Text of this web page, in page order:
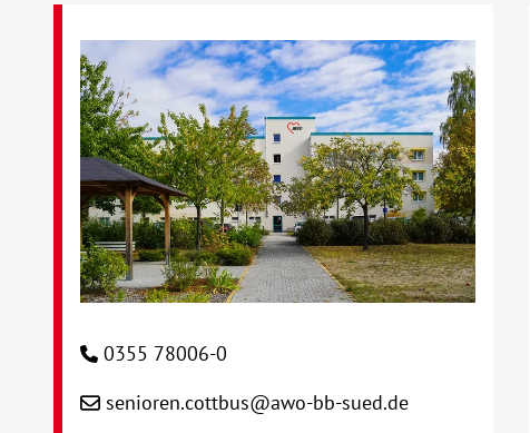
0355 78006-0
senioren.cottbus@awo-bb-sued.de